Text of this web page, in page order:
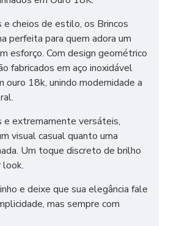
cheios de estilo, os Brincos
perfeita para quem adora um
esforço. Com design geométrico
fabricados em aço inoxidável
ouro 18k, unindo modernidade a
e extremamente versáteis,
visual casual quanto uma
Um toque discreto de brilho
look.
e deixe que sua elegância fale
mas sempre com